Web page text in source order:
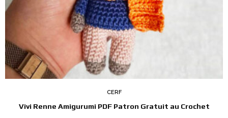
CERF
Vivi Renne Amigurumi PDF Patron Gratuit au Crochet